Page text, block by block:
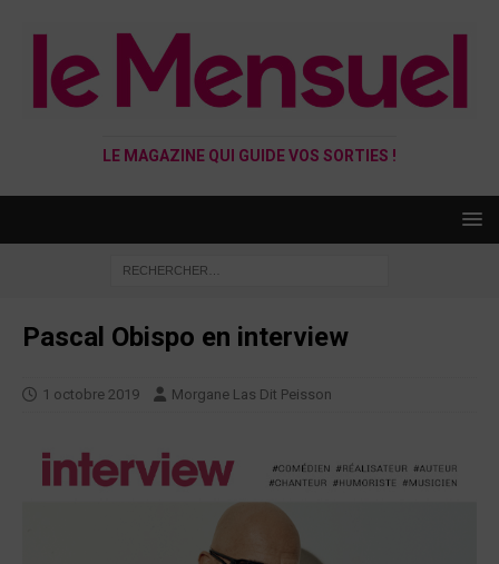
LE MAGAZINE QUI GUIDE VOS SORTIES !
Pascal Obispo en interview
1 octobre 2019 Morgane Las Dit Peisson